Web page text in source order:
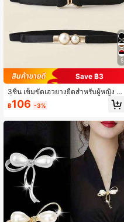
5
Save ฿3
3ชิ้น เข็มขัดเอวยางยืดสำหรับผู้หญิง - เ
ข็มขัดหนังผอมหัวเข็มขัดมุกเทียม, แถบ
คาดเอวยางยืดโบว์, เข็มขัดอเนกประสง
คเก็ต ฤดูใบไม้ร่วง, ฮาโลวีน
฿106 -3%